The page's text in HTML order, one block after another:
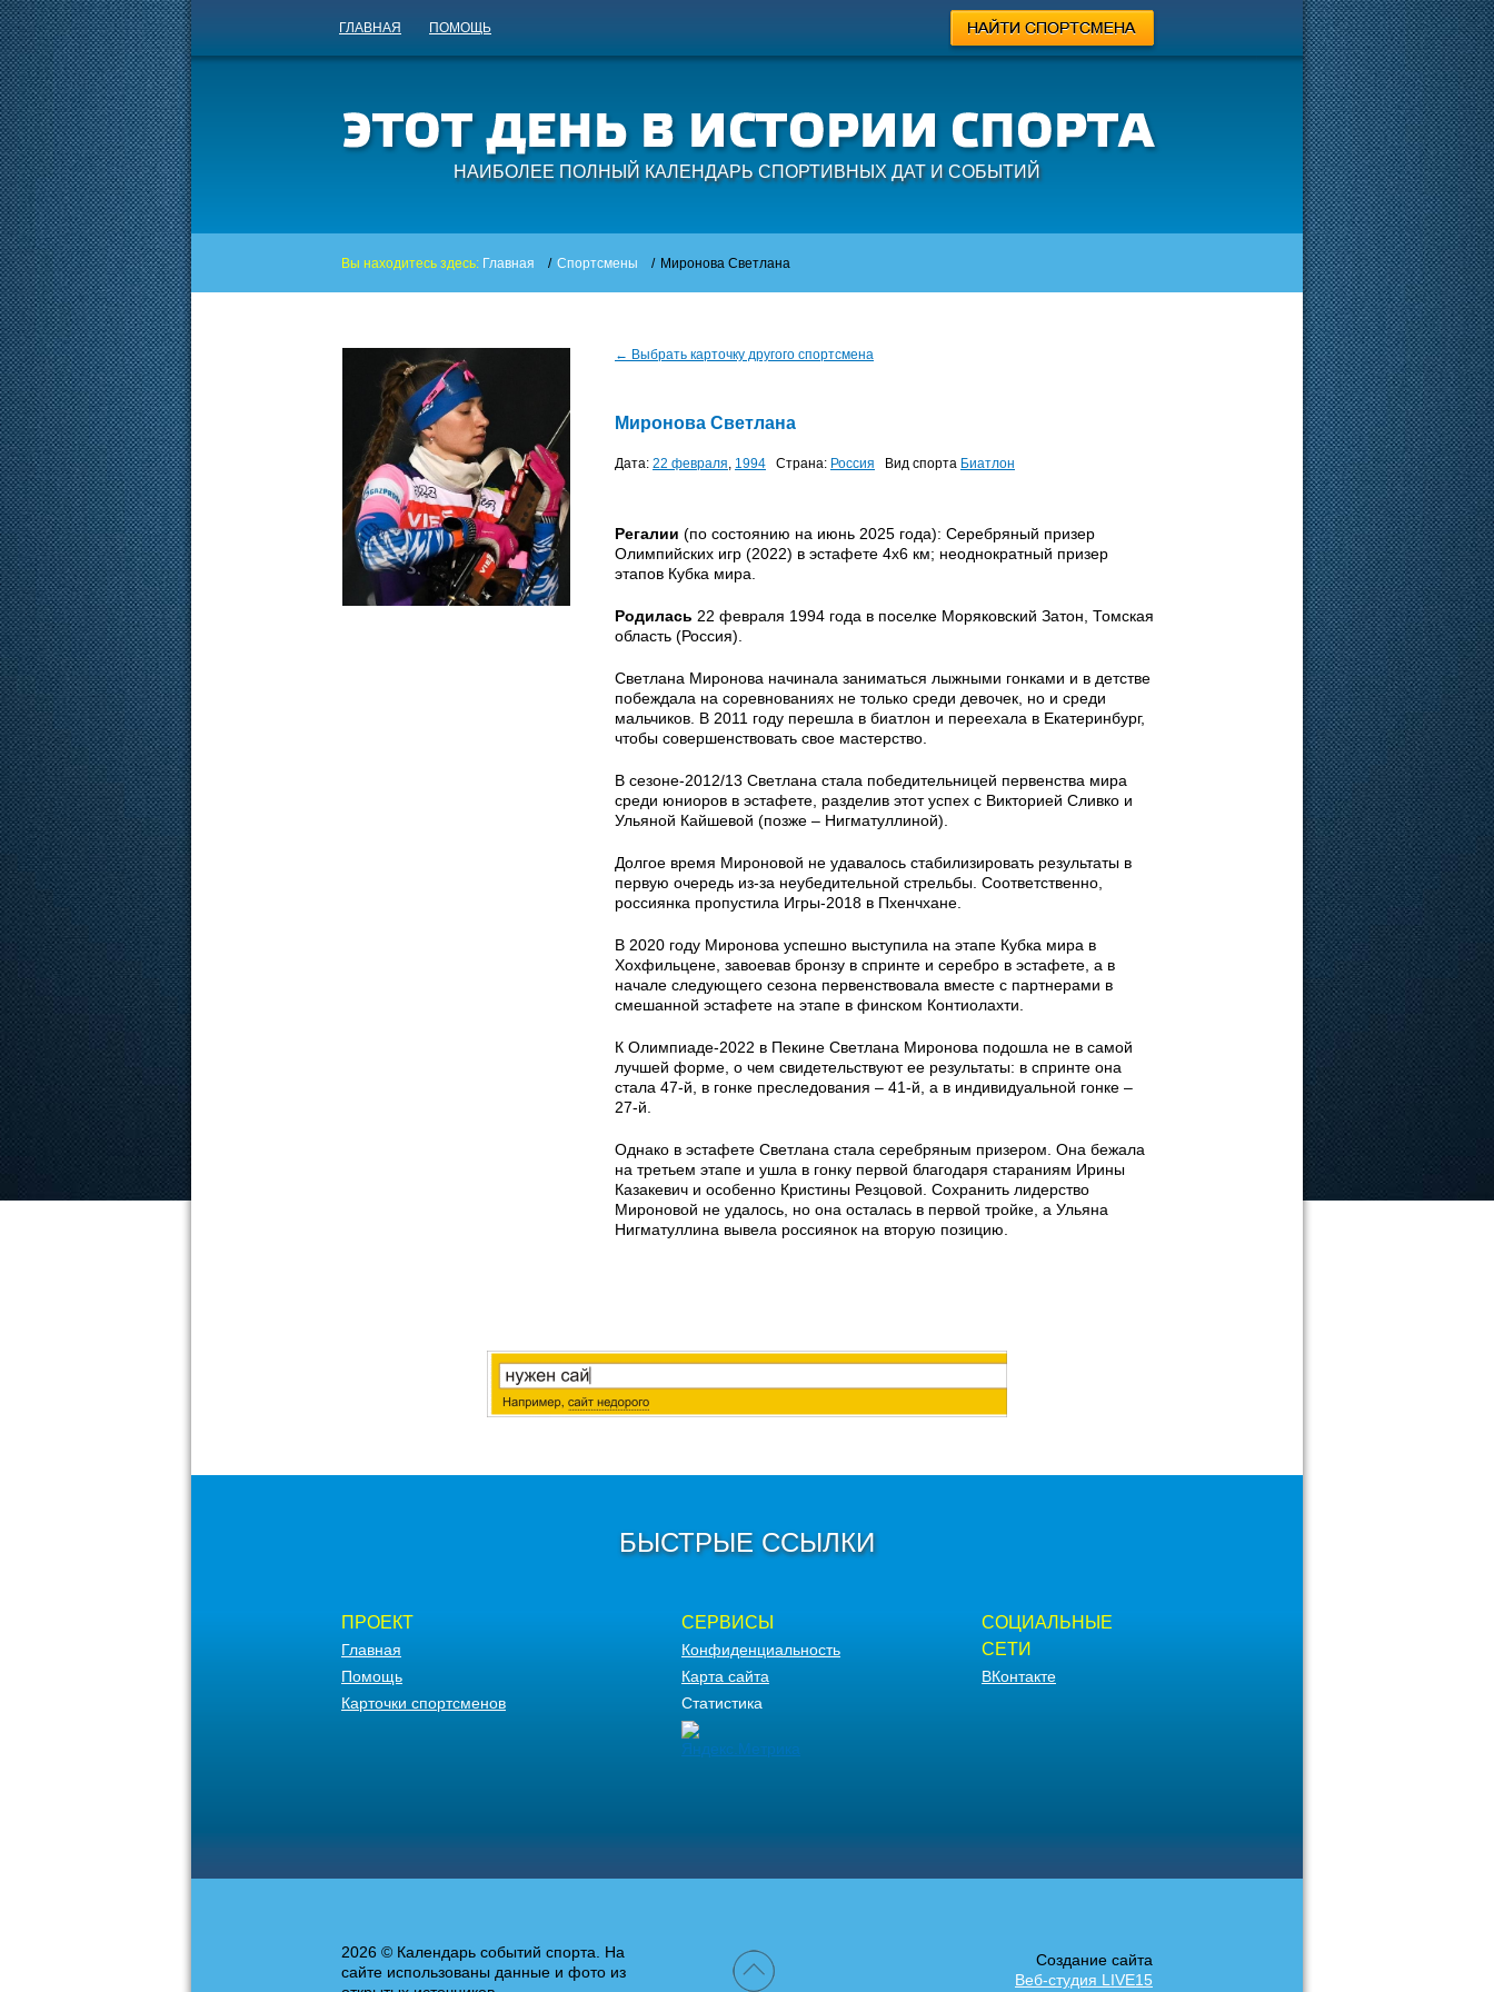
ГЛАВНАЯ ПОМОЩЬ
НАИБОЛЕЕ ПОЛНЫЙ КАЛЕНДАРЬ СПОРТИВНЫХ ДАТ И СОБЫТИЙ
Вы находитесь здесь: Главная / Спортсмены / Миронова Светлана
← Выбрать карточку другого спортсмена
Миронова Светлана
Дата: 22 февраля, 1994 Страна: Россия Вид спорта Биатлон
Регалии (по состоянию на июнь 2025 года): Серебряный призер
Олимпийских игр (2022) в эстафете 4х6 км; неоднократный призер
этапов Кубка мира.
Родилась 22 февраля 1994 года в поселке Моряковский Затон, Томская
область (Россия).
Светлана Миронова начинала заниматься лыжными гонками и в детстве
побеждала на соревнованиях не только среди девочек, но и среди
мальчиков. В 2011 году перешла в биатлон и переехала в Екатеринбург,
чтобы совершенствовать свое мастерство.
В сезоне-2012/13 Светлана стала победительницей первенства мира
среди юниоров в эстафете, разделив этот успех с Викторией Сливко и
Ульяной Кайшевой (позже – Нигматуллиной).
Долгое время Мироновой не удавалось стабилизировать результаты в
первую очередь из-за неубедительной стрельбы. Соответственно,
россиянка пропустила Игры-2018 в Пхенчхане.
В 2020 году Миронова успешно выступила на этапе Кубка мира в
Хохфильцене, завоевав бронзу в спринте и серебро в эстафете, а в
начале следующего сезона первенствовала вместе с партнерами в
смешанной эстафете на этапе в финском Контиолахти.
К Олимпиаде-2022 в Пекине Светлана Миронова подошла не в самой
лучшей форме, о чем свидетельствуют ее результаты: в спринте она
стала 47-й, в гонке преследования – 41-й, а в индивидуальной гонке –
27-й.
Однако в эстафете Светлана стала серебряным призером. Она бежала
на третьем этапе и ушла в гонку первой благодаря стараниям Ирины
Казакевич и особенно Кристины Резцовой. Сохранить лидерство
Мироновой не удалось, но она осталась в первой тройке, а Ульяна
Нигматуллина вывела россиянок на вторую позицию.
БЫСТРЫЕ ССЫЛКИ
ПРОЕКТ
Главная
Помощь
Карточки спортсменов
СЕРВИСЫ
Конфиденциальность
Карта сайта
Статистика
СОЦИАЛЬНЫЕ
СЕТИ
ВКонтакте
2026 © Календарь событий спорта. На
сайте использованы данные и фото из
Создание сайта
Веб-студия LIVE15